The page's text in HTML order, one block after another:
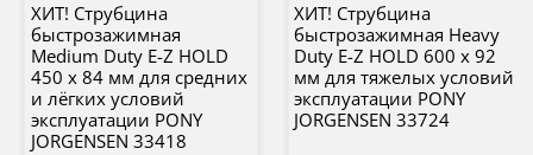
ХИТ! Струбцина
быстрозажимная
Medium Duty E-Z HOLD
450 х 84 мм для средних
и лёгких условий
эксплуатации PONY
JORGENSEN 33418
ХИТ! Струбцина
быстрозажимная Heavy
Duty E-Z HOLD 600 х 92
мм для тяжелых условий
эксплуатации PONY
JORGENSEN 33724